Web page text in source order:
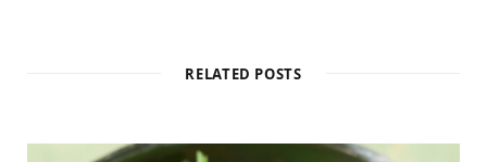
RELATED POSTS